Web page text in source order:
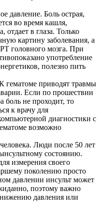
давление. Боль острая,
во время кашля,
отдает в глаза. Только
картину заболевания, а
головного мозга. При
употребление
полезно пить
гематоме приводят травмы
Если по прошествии
боль не проходит, то
к врачу для
диагностики с
возможно
Люди после 50 лет
состоянию.
измерения своего
поколению просто
давлении инсульт может
поэтому важно
давления или